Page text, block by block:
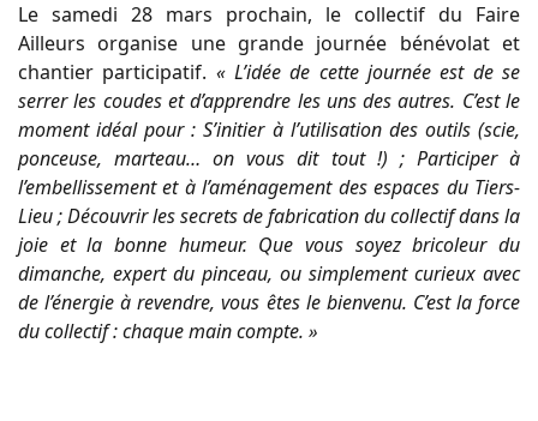
Le samedi 28 mars prochain, le collectif du Faire
Ailleurs organise une grande journée bénévolat et
chantier participatif. « L’idée de cette journée est de se
serrer les coudes et d’apprendre les uns des autres. C’est le
moment idéal pour : S’initier à l’utilisation des outils (scie,
ponceuse, marteau… on vous dit tout !) ; Participer à
l’embellissement et à l’aménagement des espaces du Tiers-
Lieu ; Découvrir les secrets de fabrication du collectif dans la
joie et la bonne humeur. Que vous soyez bricoleur du
dimanche, expert du pinceau, ou simplement curieux avec
de l’énergie à revendre, vous êtes le bienvenu. C’est la force
du collectif : chaque main compte. »